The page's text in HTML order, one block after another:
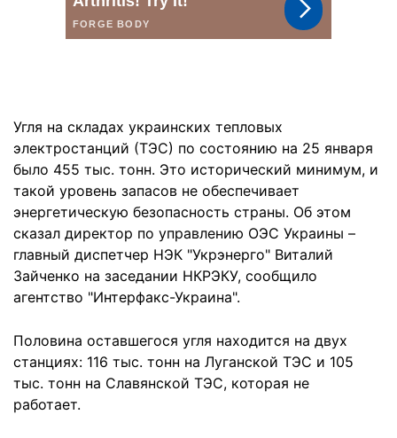
Угля на складах украинских тепловых
электростанций (ТЭС) по состоянию на 25 января
было 455 тыс. тонн. Это исторический минимум, и
такой уровень запасов не обеспечивает
энергетическую безопасность страны. Об этом
сказал директор по управлению ОЭС Украины –
главный диспетчер НЭК "Укрэнерго" Виталий
Зайченко на заседании НКРЭКУ, сообщило
агентство "Интерфакс-Украина".
Половина оставшегося угля находится на двух
станциях: 116 тыс. тонн на Луганской ТЭС и 105
тыс. тонн на Славянской ТЭС, которая не
работает.